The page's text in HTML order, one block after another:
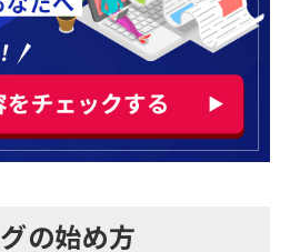
の始め方